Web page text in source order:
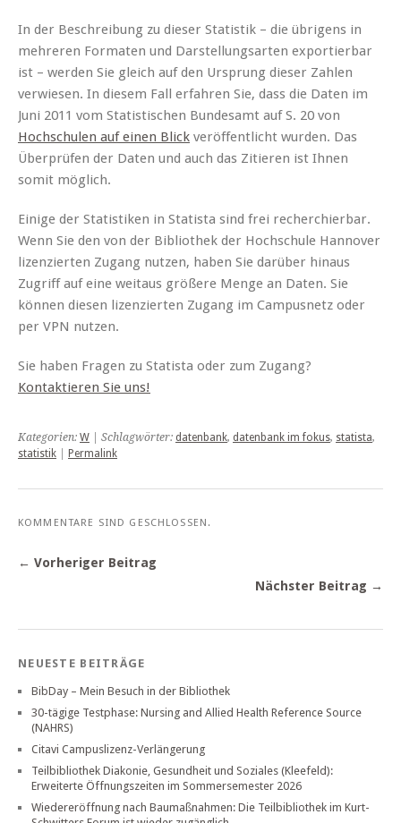
In der Beschreibung zu dieser Statistik – die übrigens in
mehreren Formaten und Darstellungsarten exportierbar
ist – werden Sie gleich auf den Ursprung dieser Zahlen
verwiesen. In diesem Fall erfahren Sie, dass die Daten im
Juni 2011 vom Statistischen Bundesamt auf S. 20 von
Hochschulen auf einen Blick veröffentlicht wurden. Das
Überprüfen der Daten und auch das Zitieren ist Ihnen
somit möglich.
Einige der Statistiken in Statista sind frei recherchierbar.
Wenn Sie den von der Bibliothek der Hochschule Hannover
lizenzierten Zugang nutzen, haben Sie darüber hinaus
Zugriff auf eine weitaus größere Menge an Daten. Sie
können diesen lizenzierten Zugang im Campusnetz oder
per VPN nutzen.
Sie haben Fragen zu Statista oder zum Zugang?
Kontaktieren Sie uns!
Kategorien: W | Schlagwörter: datenbank, datenbank im fokus, statista,
statistik
Permalink
KOMMENTARE SIND GESCHLOSSEN.
← Vorheriger Beitrag
Nächster Beitrag →
NEUESTE BEITRÄGE
BibDay – Mein Besuch in der Bibliothek
30-tägige Testphase: Nursing and Allied Health Reference Source
(NAHRS)
Citavi Campuslizenz-Verlängerung
Teilbibliothek Diakonie, Gesundheit und Soziales (Kleefeld):
Erweiterte Öffnungszeiten im Sommersemester 2026
Wiedereröffnung nach Baumaßnahmen: Die Teilbibliothek im Kurt-